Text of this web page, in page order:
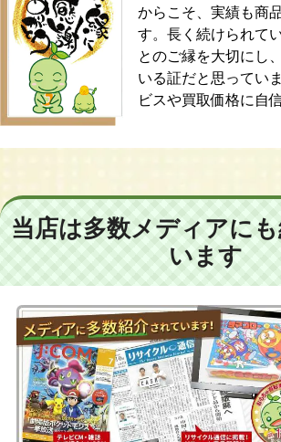
からこそ、実績も商
す。長く続けられて
とのご縁を大切にし
いる証だと思ってい
ビスや買取価格に自
当店は多数メディアに
います